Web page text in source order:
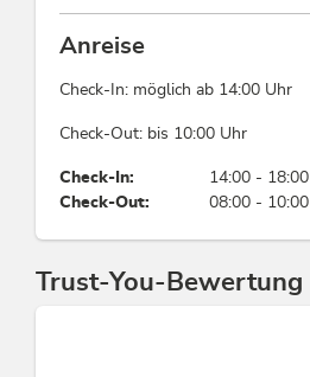
Küche
Betriebsart
Fremdsprachen
Gruppen
Anreise
Check-In: möglich ab 14:00 Uhr
Check-Out: bis 10:00 Uhr
Check-In:
14:00 - 18:00
Check-Out:
08:00 - 10:00
Trust-You-Bewertung